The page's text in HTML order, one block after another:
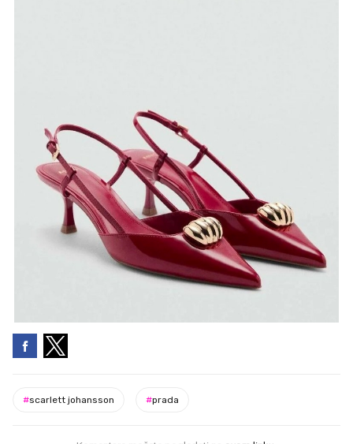
#scarlett johansson #prada